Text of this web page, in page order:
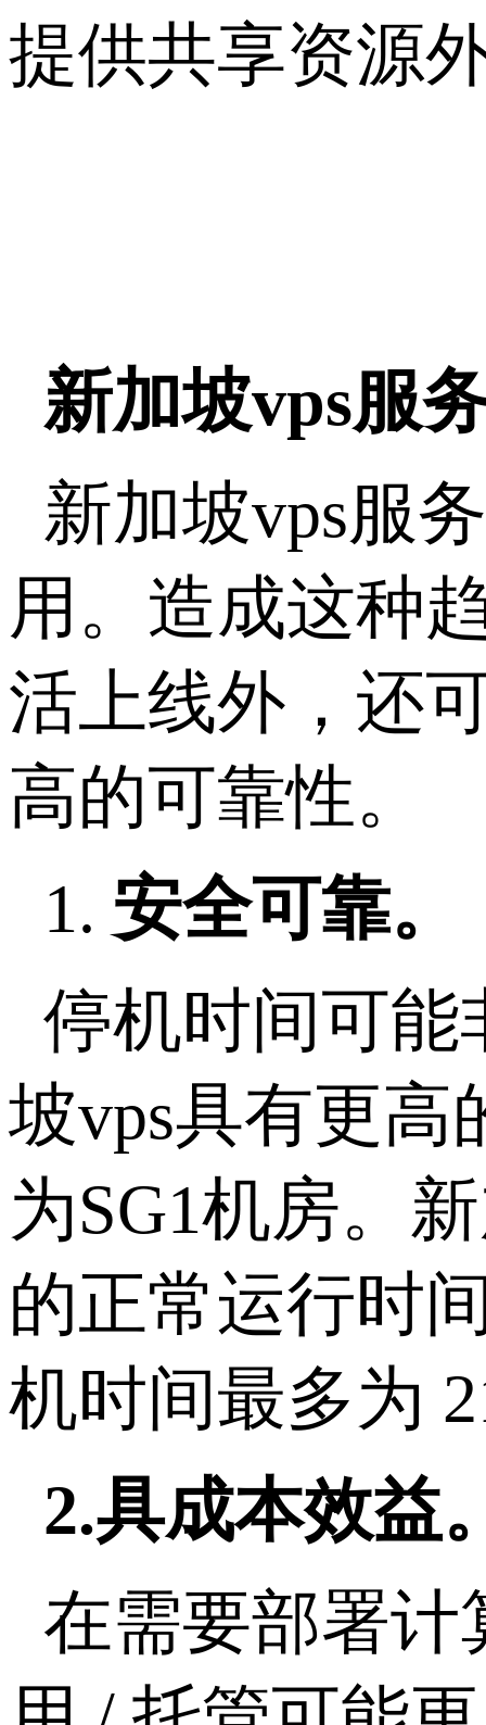
提供共享资源
新加坡vps服
新加坡vps服
用。造成这种
活上线外，还
高的可靠性。
1. 安全可靠。
停机时间可能
坡vps具有更
为SG1机房。
的正常运行时
机时间最多为
2.具成本效益
在需要部署计